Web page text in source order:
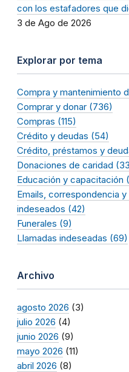
con los estafadores que
3 de Ago de 2026
Explorar por tema
Compra y mantenimiento
Comprar y donar (736)
Compras (115)
Crédito y deudas (54)
Crédito, préstamos y
Donaciones de caridad
Educación y capacitación
Emails, correspondencia
indeseados (42)
Funerales (9)
Llamadas indeseadas (69)
Archivo
agosto 2026 (3)
julio 2026 (4)
junio 2026 (9)
mayo 2026 (11)
abril 2026 (8)